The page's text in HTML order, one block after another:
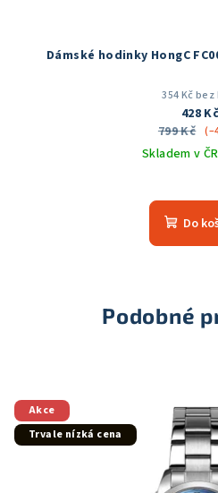
Dámské hodinky HongC
354 Kč bez
428 Kč
799 Kč
Skladem v
Do
Podobné
Akce
Trvale nízká cena